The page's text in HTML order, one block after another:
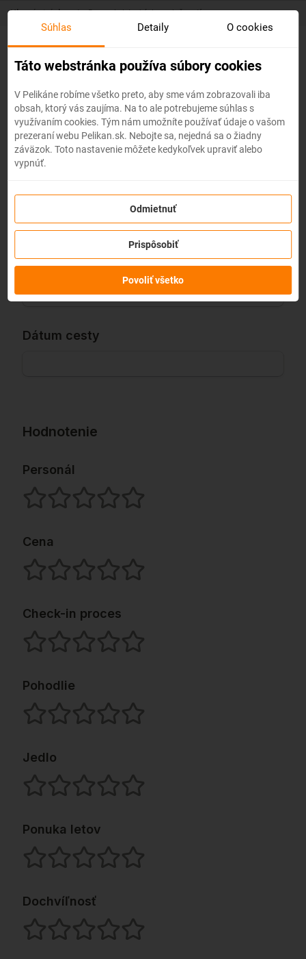
Skip
content
Hlavná stránka / Recenzie leteckých spoločností
Súhlas Detaily O cookies
Táto webstránka používa súbory cookies
V Pelikáne robíme všetko preto, aby sme vám zobrazovali iba
obsah, ktorý vás zaujíma. Na to ale potrebujeme súhlas s
využívaním cookies. Tým nám umožníte používať údaje o vašom
prezeraní webu Pelikan.sk. Nebojte sa, nejedná sa o žiadny
záväzok. Toto nastavenie môžete kedykoľvek upraviť alebo
vypnúť.
Odmietnuť
Prispôsobiť
Povoliť všetko